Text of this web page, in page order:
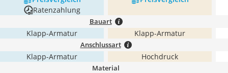
Ratenzahlung
Bauart
Klapp-Armatur Klapp-Armatur
Anschlussart
Klapp-Armatur Hochdruck
Material